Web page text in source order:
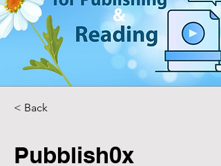
< Back
Pubblish0x